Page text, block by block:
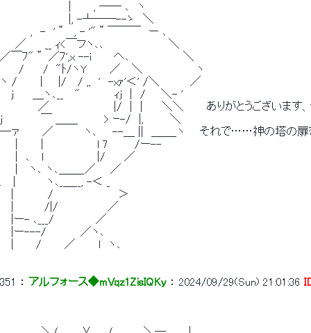
|　 　 , ── ､　ヽ
|, -┴──--ゝ　＼
,　-　'＂　, - '"＂￣￣￣　ー ､
／　　 __ ｨ<￣フヽ､､　　　　　　　　 ＼
／￣ﾌ"＂ ／ﾌ',x --i　 　 へ､　　　　　　　＼
/　　 /　"ﾄ/ヽY　　　／　 ＼　　　　　　　ヽ
ヽ /　　　|　　|/　 / ,,　'　-xｧ'＜' /＼　　　　／
j　　 ＿ヽ､__　 "　　　　 ｨj　|　/　　＼- '
／　　　　　　　　 |/　|　|　　 ＼＼　　　ありがとうございます
j　　　　　￣ ＿＿　　　 > ｰ-/　|,　　　 ＼
─ァ　　　／　　　　ヽ､　　--＿ ||　＿＿_ヽ 　 それで……神の塔の
|　　　|　　　　　　　l 7　　　 /ー--
|　､　 l　　　　　　　|/　　 ／
|　 ヽ､ ヽ､＿＿_／ 　 ／
.　 |　　　　ヽ､_＿__, -＜ _
|　　　　 /　　　　　　　　 ＞
|　　　　/|/　　　　　　 ／
|ー- ､___/　　　　　 ／
|ー---/　　　　 ／ヽ､
|　 　 /　　　／　　　l　ヽ､
351 ： アルフォース◆mVqz1ZisIQKy ： 2024/09/29(Sun) 21:01:36